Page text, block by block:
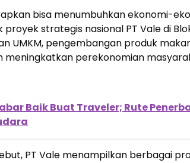
bisa menumbuhkan ekonomi-
strategis nasional PT Vale di
UMKM, pengembangan produk
meningkatkan perekonomian
Baik Buat Traveler; Rute
PT Vale menampilkan berbagai